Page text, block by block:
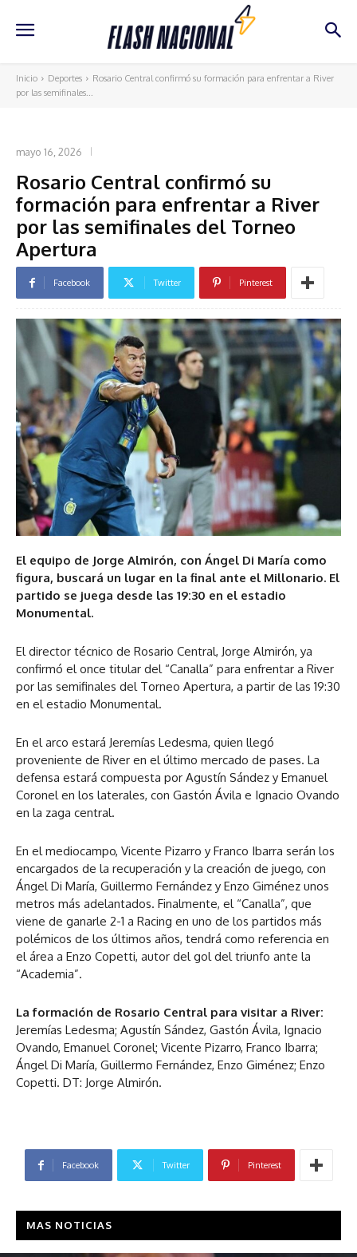
Inicio Deportes
Rosario Central confirmó su formación para enfrentar a River
por las semifinales...
mayo 16, 2026
Rosario Central confirmó su
formación para enfrentar a River
por las semifinales del Torneo
Apertura
Facebook Twitter Pinterest
El equipo de Jorge Almirón, con Ángel Di María como
figura, buscará un lugar en la final ante el Millonario. El
partido se juega desde las 19:30 en el estadio
Monumental.
El director técnico de Rosario Central, Jorge Almirón, ya
confirmó el once titular del “Canalla” para enfrentar a River
por las semifinales del Torneo Apertura, a partir de las 19:30
en el estadio Monumental.
En el arco estará Jeremías Ledesma, quien llegó
proveniente de River en el último mercado de pases. La
defensa estará compuesta por Agustín Sández y Emanuel
Coronel en los laterales, con Gastón Ávila e Ignacio Ovando
en la zaga central.
En el mediocampo, Vicente Pizarro y Franco Ibarra serán los
encargados de la recuperación y la creación de juego, con
Ángel Di María, Guillermo Fernández y Enzo Giménez unos
metros más adelantados. Finalmente, el “Canalla”, que
viene de ganarle 2-1 a Racing en uno de los partidos más
polémicos de los últimos años, tendrá como referencia en
el área a Enzo Copetti, autor del gol del triunfo ante la
“Academia”.
La formación de Rosario Central para visitar a River:
Jeremías Ledesma; Agustín Sández, Gastón Ávila, Ignacio
Ovando, Emanuel Coronel; Vicente Pizarro, Franco Ibarra;
Ángel Di María, Guillermo Fernández, Enzo Giménez; Enzo
Copetti. DT: Jorge Almirón.
Facebook Twitter Pinterest
MAS NOTICIAS